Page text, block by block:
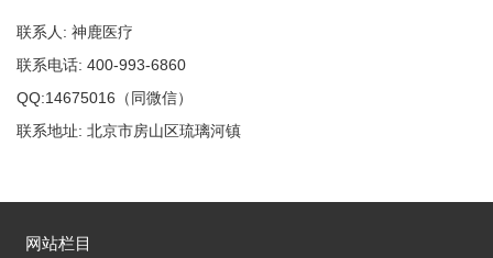
联系人: 神鹿医疗
联系电话: 400-993-6860
QQ:14675016（同微信）
联系地址: 北京市房山区琉璃河镇
网站栏目